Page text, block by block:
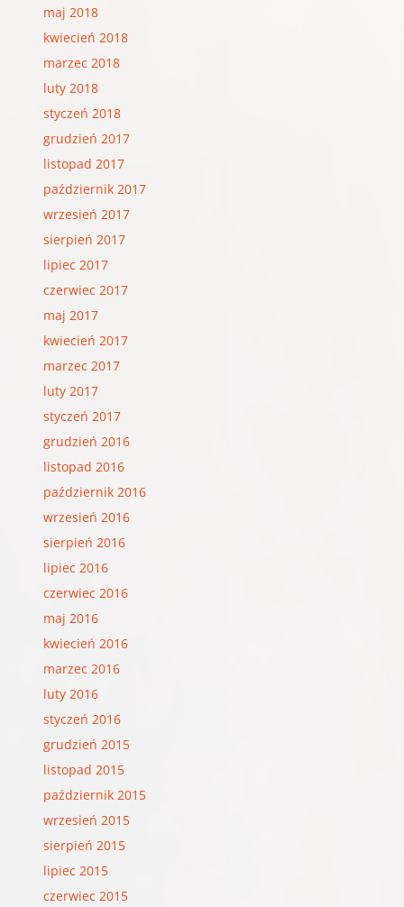
maj 2018
kwiecień 2018
marzec 2018
luty 2018
styczeń 2018
grudzień 2017
listopad 2017
październik 2017
wrzesień 2017
sierpień 2017
lipiec 2017
czerwiec 2017
maj 2017
kwiecień 2017
marzec 2017
luty 2017
styczeń 2017
grudzień 2016
listopad 2016
październik 2016
wrzesień 2016
sierpień 2016
lipiec 2016
czerwiec 2016
maj 2016
kwiecień 2016
marzec 2016
luty 2016
styczeń 2016
grudzień 2015
listopad 2015
październik 2015
wrzesień 2015
sierpień 2015
lipiec 2015
czerwiec 2015